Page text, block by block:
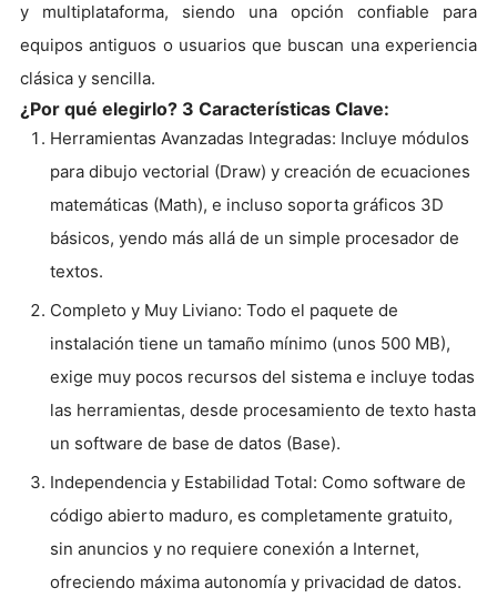
y multiplataforma, siendo una opción confiable para
equipos antiguos o usuarios que buscan una experiencia
clásica y sencilla.
¿Por qué elegirlo? 3 Características Clave:
Herramientas Avanzadas Integradas: Incluye módulos
para dibujo vectorial (Draw) y creación de ecuaciones
matemáticas (Math), e incluso soporta gráficos 3D
básicos, yendo más allá de un simple procesador de
textos.
Completo y Muy Liviano: Todo el paquete de
instalación tiene un tamaño mínimo (unos 500 MB),
exige muy pocos recursos del sistema e incluye todas
las herramientas, desde procesamiento de texto hasta
un software de base de datos (Base).
Independencia y Estabilidad Total: Como software de
código abierto maduro, es completamente gratuito,
sin anuncios y no requiere conexión a Internet,
ofreciendo máxima autonomía y privacidad de datos.